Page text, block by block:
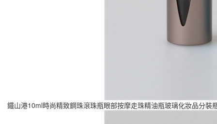
鐵山港10ml時尚精致鋼珠滾珠瓶眼部按摩走珠精油瓶玻璃化妝品分裝